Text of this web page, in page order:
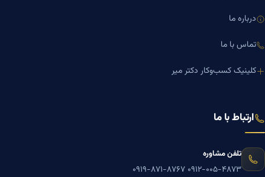
درباره ما
تماس با ما
کلینیک کسب‌وکار دکتر میر
ارتباط با ما
تلفن مشاوره
۰۹۱۲-۰۰۵-۴۸۷۳ ۰۹۱۹-۸۷۱-۸۷۶۷